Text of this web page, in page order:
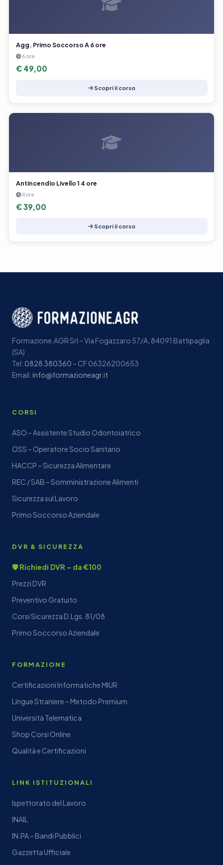
Agg. Primo Soccorso A 6 ore
6 ore
€ 49,00
Scopri il corso
Antincendio Livello 1 4 ore
4 ore
€ 39,00
Scopri il corso
Formazione.AGR Srl – Via Fogazzaro 57/A, 84091 Battipaglia
(SA)
Tel: 0828 380360 – CF 06326200653
Email: info@formazioneagr.it
CORSI
ASO – Assistente Studio Odontoiatrico
OSS – Operatore Socio Sanitario
HACCP – Sicurezza Alimentare
REC / SAB – Somministrazione Alimenti
Sicurezza sul Lavoro
Primo Soccorso Aziendale
DVR & SICUREZZA
🛡️ Richiedi DVR – da €100
Prezzi DVR
Preventivo Gratuito
Corsi Sicurezza D.Lgs. 81/08
Primo Soccorso Aziendale
FORMAZIONE
Certificazioni Informatiche MIUR
Lingue Straniere – Metodo Premium
Università Telematica
Shop Corsi Online
Qualità e Certificazioni
LINK ISTITUZIONALI
Ispettorato del Lavoro
INAIL
IN.PA – Bandi Pubblici
Gazzetta Ufficiale